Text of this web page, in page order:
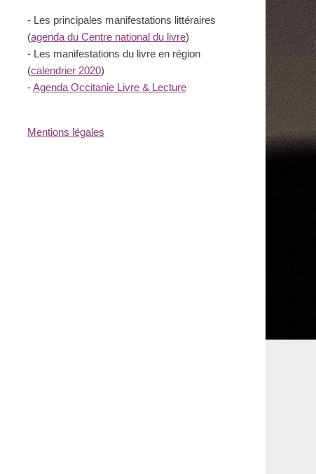
- Les principales manifestations littéraires
(agenda du Centre national du livre)
- Les manifestations du livre en région
(calendrier 2020)
-Agenda Occitanie Livre & Lecture
Mentions légales